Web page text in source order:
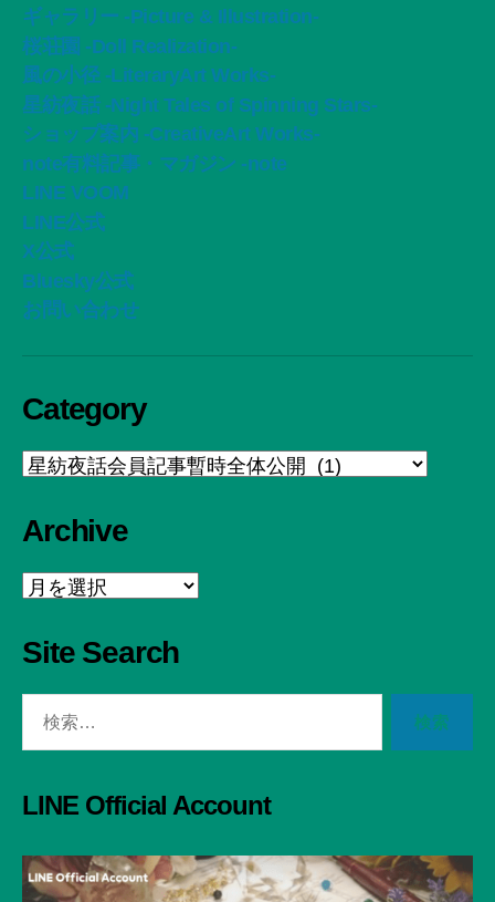
ギャラリー -Picture & Illustration-
桜荘園 -Doll Realization-
風の小径 -LiteraryArt Works-
星紡夜話 -Night Tales of Spinning Stars-
ショップ案内 -CreativeArt Works-
note有料記事・マガジン -note
LINE VOOM
LINE公式
X公式
Bluesky公式
お問い合わせ
Category
Category
Archive
Archive
Site Search
LINE Official Account